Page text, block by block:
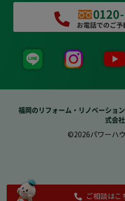
ご相談はこ
福岡のリフォーム・リノベーショ
式会社
©2026パワーハ